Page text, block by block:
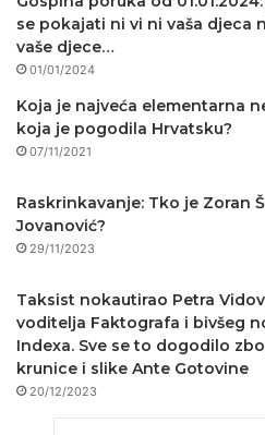
se pokajati ni vi ni vaša djeca
vaše djece…
01/01/2024
Koja je najveća elementarna
koja je pogodila Hrvatsku?
07/11/2021
Raskrinkavanje: Tko je Zoran
Jovanović?
29/11/2023
Taksist nokautirao Petra
voditelja Faktografa i bivšeg
Indexa. Sve se to dogodilo
krunice i slike Ante Gotovine
20/12/2023